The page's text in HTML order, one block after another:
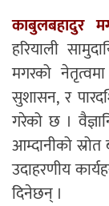
काबुलबहादुर
हरियाली
मगरको
सुशासन, र
गरेको छ ।
आम्दानीको
उदाहरणीय
दिनेछन् ।